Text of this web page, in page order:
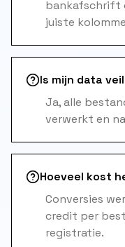
bankafschrift
juiste
Is mijn data
Ja, alle
verwerkt en
Hoeveel kost
Conversies
credit per
registratie.